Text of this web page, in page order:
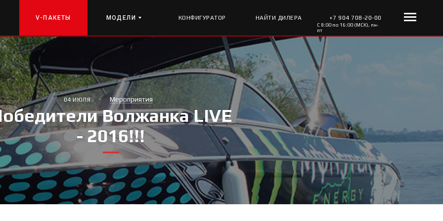
V-ПАКЕТЫ МОДЕЛИ КОНФИГУРАТОР НАЙТИ ДИЛЕРА +7 904 708-20-00
С 8:00 по 16:00 (МСК), пн-
пт
04 ИЮЛЯ · Мероприятия
Волжанка LIVE
- 2016!!!